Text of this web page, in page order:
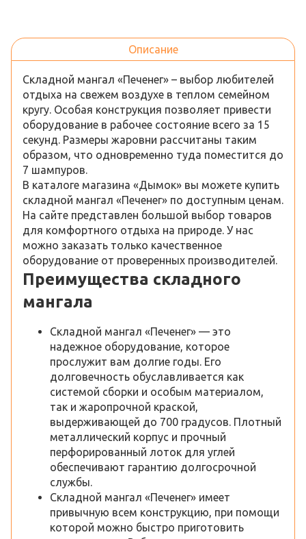
Описание
Складной мангал «Печенег» – выбор любителей
отдыха на свежем воздухе в теплом семейном
кругу. Особая конструкция позволяет привести
оборудование в рабочее состояние всего за 15
секунд. Размеры жаровни рассчитаны таким
образом, что одновременно туда поместится до
7 шампуров.
В каталоге магазина «Дымок» вы можете купить
складной мангал «Печенег» по доступным ценам.
На сайте представлен большой выбор товаров
для комфортного отдыха на природе. У нас
можно заказать только качественное
оборудование от проверенных производителей.
Преимущества складного
мангала
Складной мангал «Печенег» — это
надежное оборудование, которое
прослужит вам долгие годы. Его
долговечность обуславливается как
системой сборки и особым материалом,
так и жаропрочной краской,
выдерживающей до 700 градусов. Плотный
металлический корпус и прочный
перфорированный лоток для углей
обеспечивают гарантию долгосрочной
службы.
Складной мангал «Печенег» имеет
привычную всем конструкцию, при помощи
которой можно быстро приготовить